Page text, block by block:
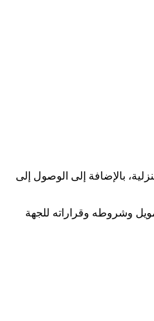
بالإضافة إلى الوصول إلى
وشروطه وقراراته للجهة